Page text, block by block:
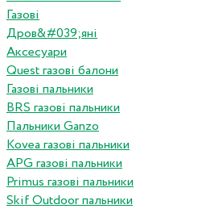
Газові
Дров&#039;яні
Аксесуари
Quest газові балони
Газові пальники
BRS газові пальники
Пальники Ganzo
Kovea газові пальники
APG газові пальники
Primus газові пальники
Skif Outdoor пальники